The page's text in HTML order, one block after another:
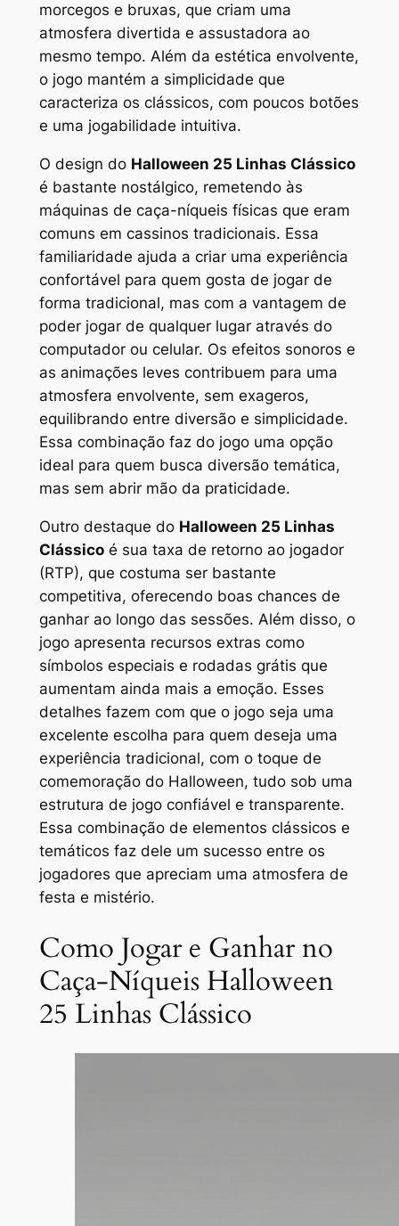
morcegos e bruxas, que criam uma
atmosfera divertida e assustadora ao
mesmo tempo. Além da estética envolvente,
o jogo mantém a simplicidade que
caracteriza os clássicos, com poucos botões
e uma jogabilidade intuitiva.
O design do Halloween 25 Linhas Clássico
é bastante nostálgico, remetendo às
máquinas de caça-níqueis físicas que eram
comuns em cassinos tradicionais. Essa
familiaridade ajuda a criar uma experiência
confortável para quem gosta de jogar de
forma tradicional, mas com a vantagem de
poder jogar de qualquer lugar através do
computador ou celular. Os efeitos sonoros e
as animações leves contribuem para uma
atmosfera envolvente, sem exageros,
equilibrando entre diversão e simplicidade.
Essa combinação faz do jogo uma opção
ideal para quem busca diversão temática,
mas sem abrir mão da praticidade.
Outro destaque do Halloween 25 Linhas
Clássicoé sua taxa de retorno ao jogador
(RTP), que costuma ser bastante
competitiva, oferecendo boas chances de
ganhar ao longo das sessões. Além disso, o
jogo apresenta recursos extras como
símbolos especiais e rodadas grátis que
aumentam ainda mais a emoção. Esses
detalhes fazem com que o jogo seja uma
excelente escolha para quem deseja uma
experiência tradicional, com o toque de
comemoração do Halloween, tudo sob uma
estrutura de jogo confiável e transparente.
Essa combinação de elementos clássicos e
temáticos faz dele um sucesso entre os
jogadores que apreciam uma atmosfera de
festa e mistério.
Como Jogar e Ganhar no
Caça-Níqueis Halloween
25 Linhas Clássico